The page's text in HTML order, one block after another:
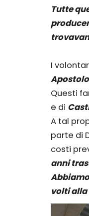
Tutte
I
Questi
e di
A tal
parte di
costi
anni
volti alla